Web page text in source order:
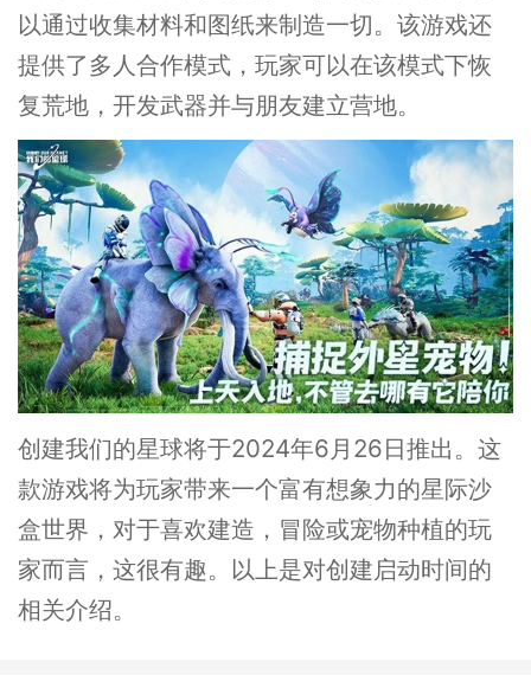
以通过收集材料和图纸来制造一切。该游戏还
提供了多人合作模式，玩家可以在该模式下恢
复荒地，开发武器并与朋友建立营地。
创建我们的星球将于2024年6月26日推出。这
款游戏将为玩家带来一个富有想象力的星际沙
盒世界，对于喜欢建造，冒险或宠物种植的玩
家而言，这很有趣。以上是对创建启动时间的
相关介绍。